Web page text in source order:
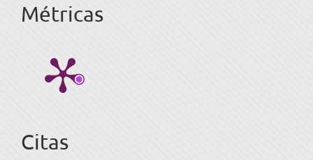
Métricas
Citas